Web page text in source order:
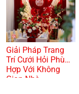
Giải Pháp Trang
Trí Cưới Hỏi Phù
Hợp Với Không
Gian Nhà